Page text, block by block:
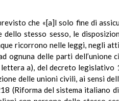
che «[a]l solo fine di
stesso sesso, le
ricorrono nelle leggi, negli
ognuna delle parti dell’unione
lettera a), del decreto legislativo
delle unioni civili, ai sensi
(Riforma del sistema italiano